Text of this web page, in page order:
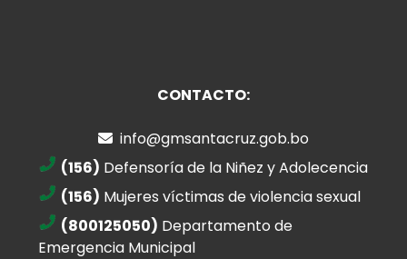
CONTACTO:
info@gmsantacruz.gob.bo
(156) Defensoría de la Niñez y Adolecencia
(156) Mujeres víctimas de violencia sexual
(800125050) Departamento de
Emergencia Municipal